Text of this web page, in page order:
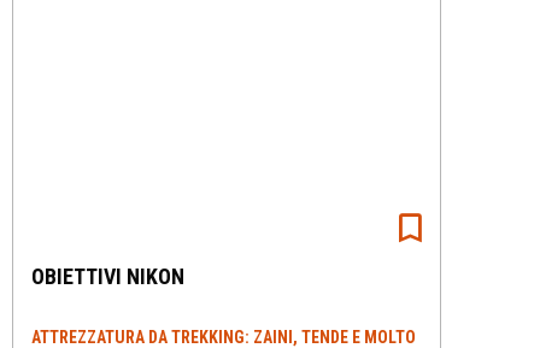
OBIETTIVI NIKON
ATTREZZATURA DA TREKKING: ZAINI, TENDE E MOLTO